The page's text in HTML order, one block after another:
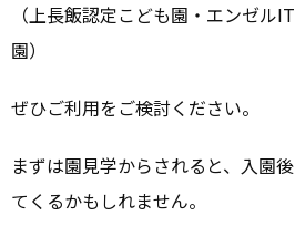
（上長飯認定こども園・エンゼ
園）
ぜひご利用をご検討ください。
まずは園見学からされると、入園
てくるかもしれません。